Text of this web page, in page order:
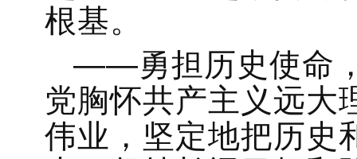
根基。
——勇担历史使命
党胸怀共产主义远大
伟业，坚定地把历史